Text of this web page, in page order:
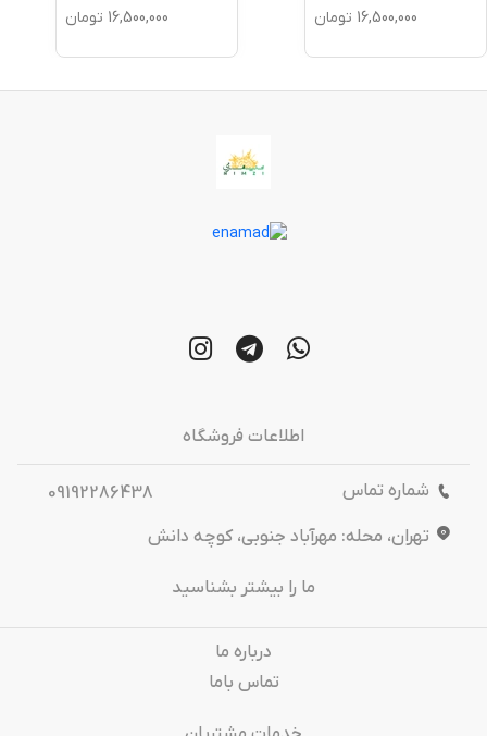
16,500,000 تومان 16,500,000 تومان
اطلاعات فروشگاه
شماره تماس
09192286438
تهران، محله: مهرآباد جنوبی، کوچه دانش
ما را بیشتر بشناسید
درباره‌ ما
تماس باما